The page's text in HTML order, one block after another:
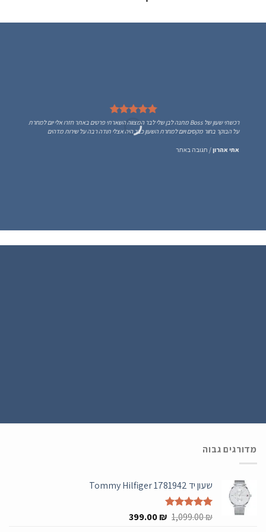
רכשתי שעון של Boss מתנה לבן שלי לבר המצווה השארתי פרטים באתר חזרו אלי יום למחרת
על הבוקר בחור מקסים ויום למחרת השעון כבר היה אצלי תודה רבה על שירות מדהים
אתי אהרון/ תגובה באתר
מדורגים גבוה
שעון יד Tommy Hilfiger 1781942
דורג5.00
1,099.00₪
המחיר
399.00₪
המחיר